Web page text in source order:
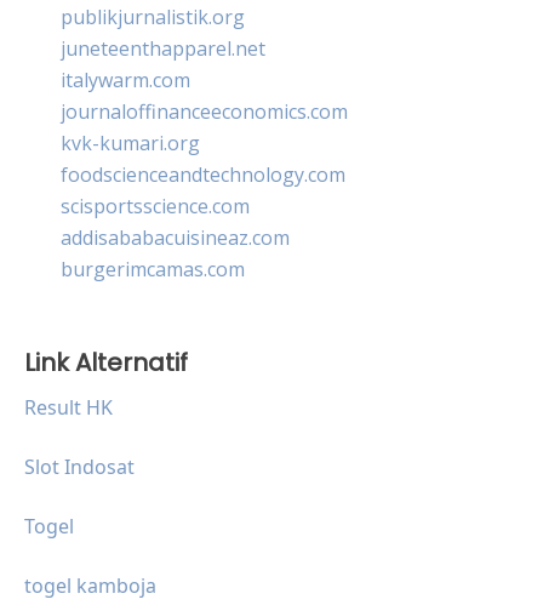
publikjurnalistik.org
juneteenthapparel.net
italywarm.com
journaloffinanceeconomics.com
kvk-kumari.org
foodscienceandtechnology.com
scisportsscience.com
addisababacuisineaz.com
burgerimcamas.com
Link Alternatif
Result HK
Slot Indosat
Togel
togel kamboja